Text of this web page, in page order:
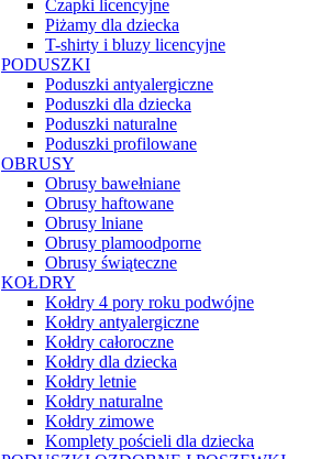
Czapki licencyjne
Piżamy dla dziecka
T-shirty i bluzy licencyjne
PODUSZKI
Poduszki antyalergiczne
Poduszki dla dziecka
Poduszki naturalne
Poduszki profilowane
OBRUSY
Obrusy bawełniane
Obrusy haftowane
Obrusy lniane
Obrusy plamoodporne
Obrusy świąteczne
KOŁDRY
Kołdry 4 pory roku podwójne
Kołdry antyalergiczne
Kołdry całoroczne
Kołdry dla dziecka
Kołdry letnie
Kołdry naturalne
Kołdry zimowe
Komplety pościeli dla dziecka